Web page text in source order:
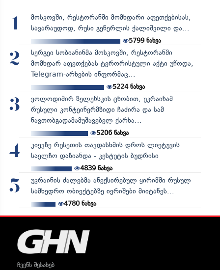
1
მოსკოვში, რესტორანში მომხდარი აფეთქებისას,
სავარაუდოდ, რუსი გენერლის ქალიშვილი და...
5799 ნახვა
2
სერგეი სობიანინმა მოსკოვში, რესტორანში
მომხდარ აფეთქებას ტერორისტული აქტი უწოდა,
Telegram-არხების ინფორმაც...
5224ნახვა
3
ვოლოდიმირ ზელენსკის ცნობით, უკრაინამ
რუსული კონტეინერმზიდი ჩაძირა და სამ
ნავთობგადამამუშავებელ ქარხა...
5206ნახვა
4
კიევზე რუსეთის თავდასხმის დროს ლიეტუვის
საელჩო დაზიანდა - კესტუტის ბუდრისი
4839ნახვა
5
უკრაინის ძალებმა ანექსირებულ ყირიმში რუსულ
სამხედრო ობიექტებზე იერიშები მიიტანეს...
4780ნახვა
ჩვენს შესახებ